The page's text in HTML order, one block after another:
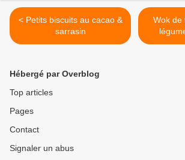
< Petits biscuits au cacao &
sarrasin
Wok de
Hébergé par Overblog
Top articles
Pages
Contact
Signaler un abus